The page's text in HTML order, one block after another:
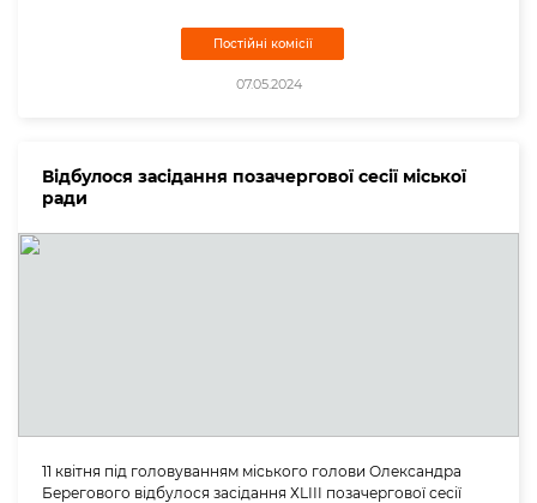
Постійні комісії
07.05.2024
Відбулося засідання позачергової сесії міської
ради
11 квітня під головуванням міського голови Олександра
Берегового відбулося засідання ХLІІI позачергової сесії